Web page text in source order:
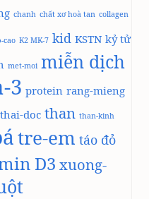
chanh chất xơ hoà tan collagen
cao K2 MK-7 kid KSTN kỷ tử
met-moi miễn dịch
3 protein rang-mieng
thai-doc than than-kinh
tre-em táo đỏ
D3 xuong-